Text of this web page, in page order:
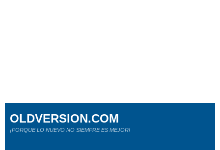
OLDVERSION.COM
¡PORQUE LO NUEVO NO SIEMPRE ES MEJOR!